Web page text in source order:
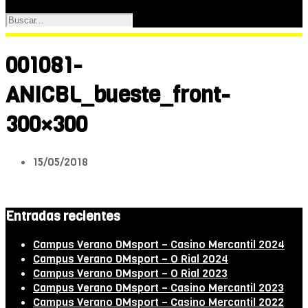
001081-
ANICBL_bueste_front-
300×300
15/05/2018
Entradas recientes
Campus Verano DMsport – Casino Mercantil 2024
Campus Verano DMsport – O Rial 2024
Campus Verano DMsport – O Rial 2023
Campus Verano DMsport – Casino Mercantil 2023
Campus Verano DMsport – Casino Mercantil 2022